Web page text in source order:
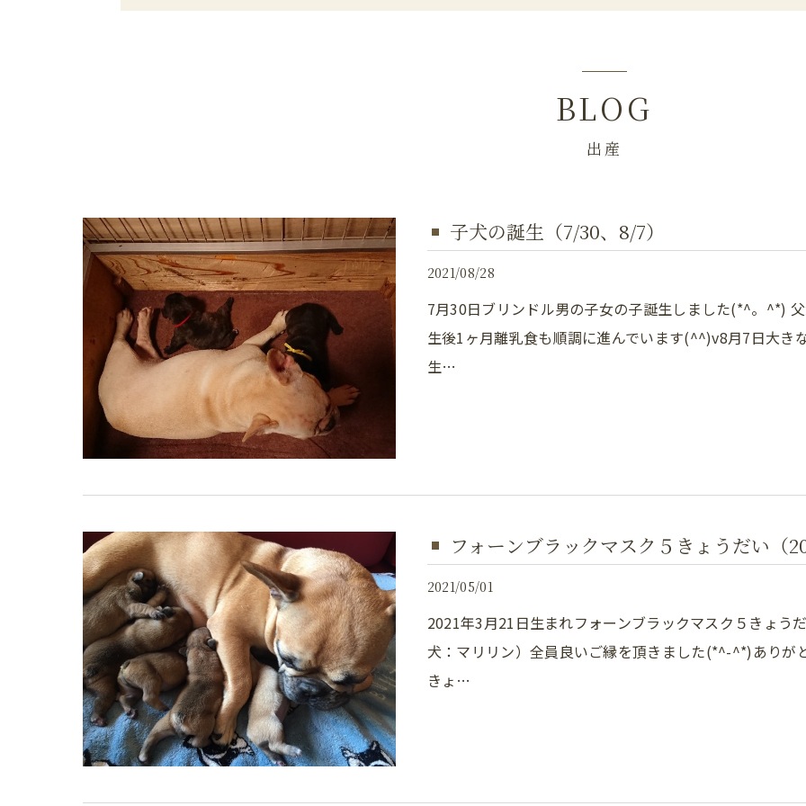
BLOG
出産
子犬の誕生（7/30、8/7）
2021/08/28
7月30日ブリンドル男の子女の子誕生しました(*^。^*)
生後1ヶ月離乳食も順調に進んでいます(^^)v8月7日大き
生…
フォーンブラックマスク５きょうだい（
2021/05/01
2021年3月21日生まれフォーンブラックマスク５きょう
犬：マリリン）全員良いご縁を頂きました(*^-^*)あり
きょ…